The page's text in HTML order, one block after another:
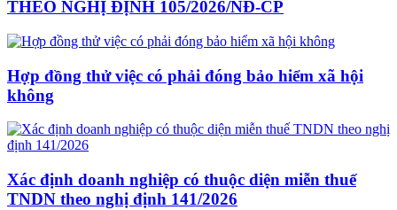
THEO NGHỊ ĐỊNH 105/2026/NĐ-CP
Hợp đồng thử việc có phải đóng bảo hiểm xã hội
không
Xác định doanh nghiệp có thuộc diện miễn thuế
TNDN theo nghị định 141/2026